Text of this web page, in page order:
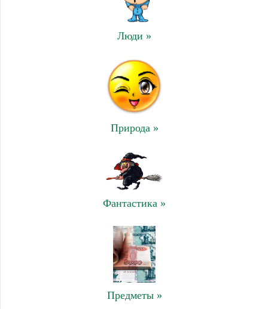
Люди »
Природа »
Фантастика »
Предметы »